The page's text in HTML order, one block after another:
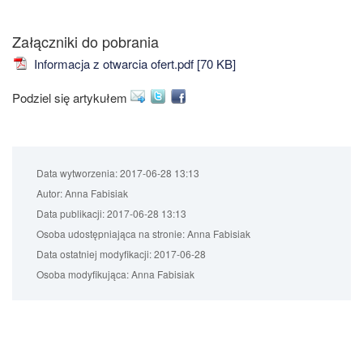
Załączniki do pobrania
Informacja z otwarcia ofert.pdf [70 KB]
Podziel się artykułem
Data wytworzenia:2017-06-28 13:13
Autor:Anna Fabisiak
Data publikacji:2017-06-28 13:13
Osoba udostępniająca na stronie:Anna Fabisiak
Data ostatniej modyfikacji:2017-06-28
Osoba modyfikująca:Anna Fabisiak